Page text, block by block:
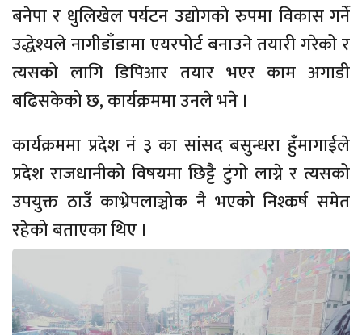
बनेपा र धुलिखेल पर्यटन उद्योगको रुपमा विकास गर्ने
उद्धेश्यले नागीडाँडामा एयरपोर्ट बनाउने तयारी गरेको र
त्यसको लागि डिपिआर तयार भएर काम अगाडी
बढिसकेको छ, कार्यक्रममा उनले भने ।
कार्यक्रममा प्रदेश नं ३ का सांसद बसुन्धरा हुँमागाईले
प्रदेश राजधानीको विषयमा छिट्टै टुंगो लाग्ने र त्यसको
उपयुक्त ठाउँ काभ्रेपलाञ्चोक नै भएको निश्कर्ष समेत
रहेको बताएका थिए ।